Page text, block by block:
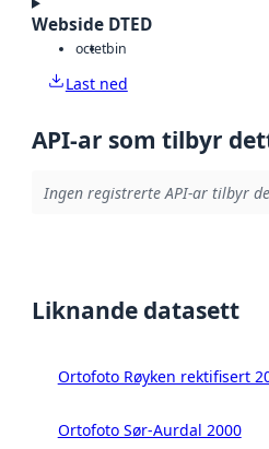
Webside DTED
octetbin
Last ned
API-ar som tilbyr
Ingen registrerte API-ar tilbyr
Liknande datasett
Ortofoto Røyken rektifisert
Ortofoto Sør-Aurdal 2000